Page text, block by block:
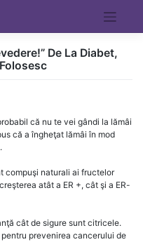
De La Diabet,
că nu te vei gândi la lămâi
că a îngheţat lămâi în mod
compuşi naturali ai fructelor
atât a ER +, cât şi a ER-
cât de sigure sunt citricele.
prevenirea cancerului de